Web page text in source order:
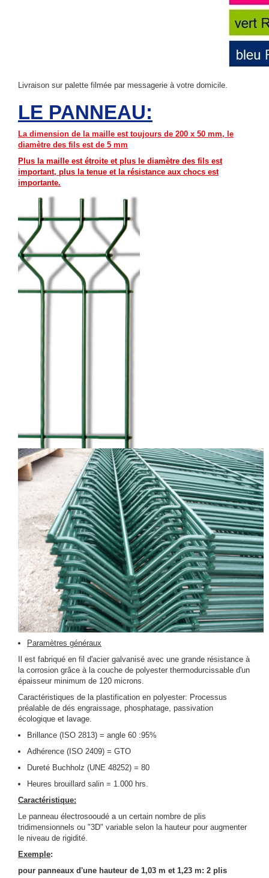
Livraison sur palette filmée par messagerie à votre domicile.
LE PANNEAU:
La dimension de la maille est toujours de 200 x 50 mm, le
diamètre des fils est de 5 mm
Plus la maille est étroite et plus le diamètre des fils est
important, plus la tenue et la résistance aux chocs est
importante.
Paramètres généraux
Il est fabriqué en fil d'acier galvanisé avec une grande résistance à
la corrosion grâce à la couche de polyester thermodurcissable d'un
épaisseur minimum de 120 microns.
Caractéristiques de la plastification en polyester: Processus
préalable de dés engraissage, phosphatage, passivation
écologique et lavage.
Brillance (ISO 2813) = angle 60 :95%
Adhérence (ISO 2409) = GTO
Dureté Buchholz (UNE 48252) = 80
Heures brouillard salin = 1.000 hrs.
Caractéristique:
Le panneau électrosooudé a un certain nombre de plis
tridimensionnels ou "3D" variable selon la hauteur pour augmenter
le niveau de rigidité.
Exemple:
pour panneaux d'une hauteur de 1,03 m et 1,23 m: 2 plis